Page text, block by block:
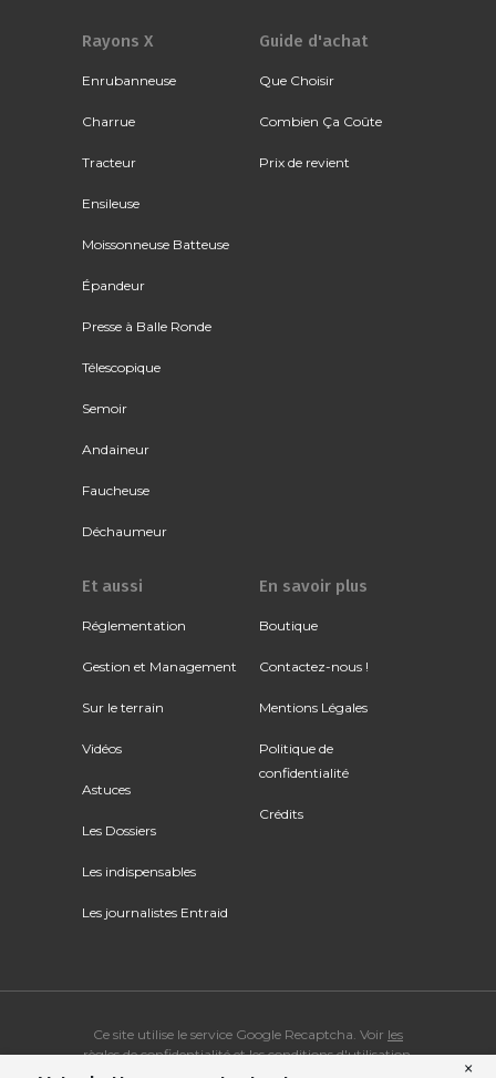
Rayons X
Enrubanneuse
Charrue
Tracteur
Ensileuse
Moissonneuse Batteuse
Épandeur
Presse à Balle Ronde
Télescopique
Semoir
Andaineur
Faucheuse
Déchaumeur
Guide d'achat
Que Choisir
Combien Ça Coûte
Prix de revient
Et aussi
Réglementation
Gestion et Management
Sur le terrain
Vidéos
Astuces
Les Dossiers
Les indispensables
Les journalistes Entraid
En savoir plus
Boutique
Contactez-nous !
Mentions Légales
Politique de
confidentialité
Crédits
Ce site utilise le service Google Recaptcha. Voir les
règles de confidentialitéetles conditions d'utilisation.
×